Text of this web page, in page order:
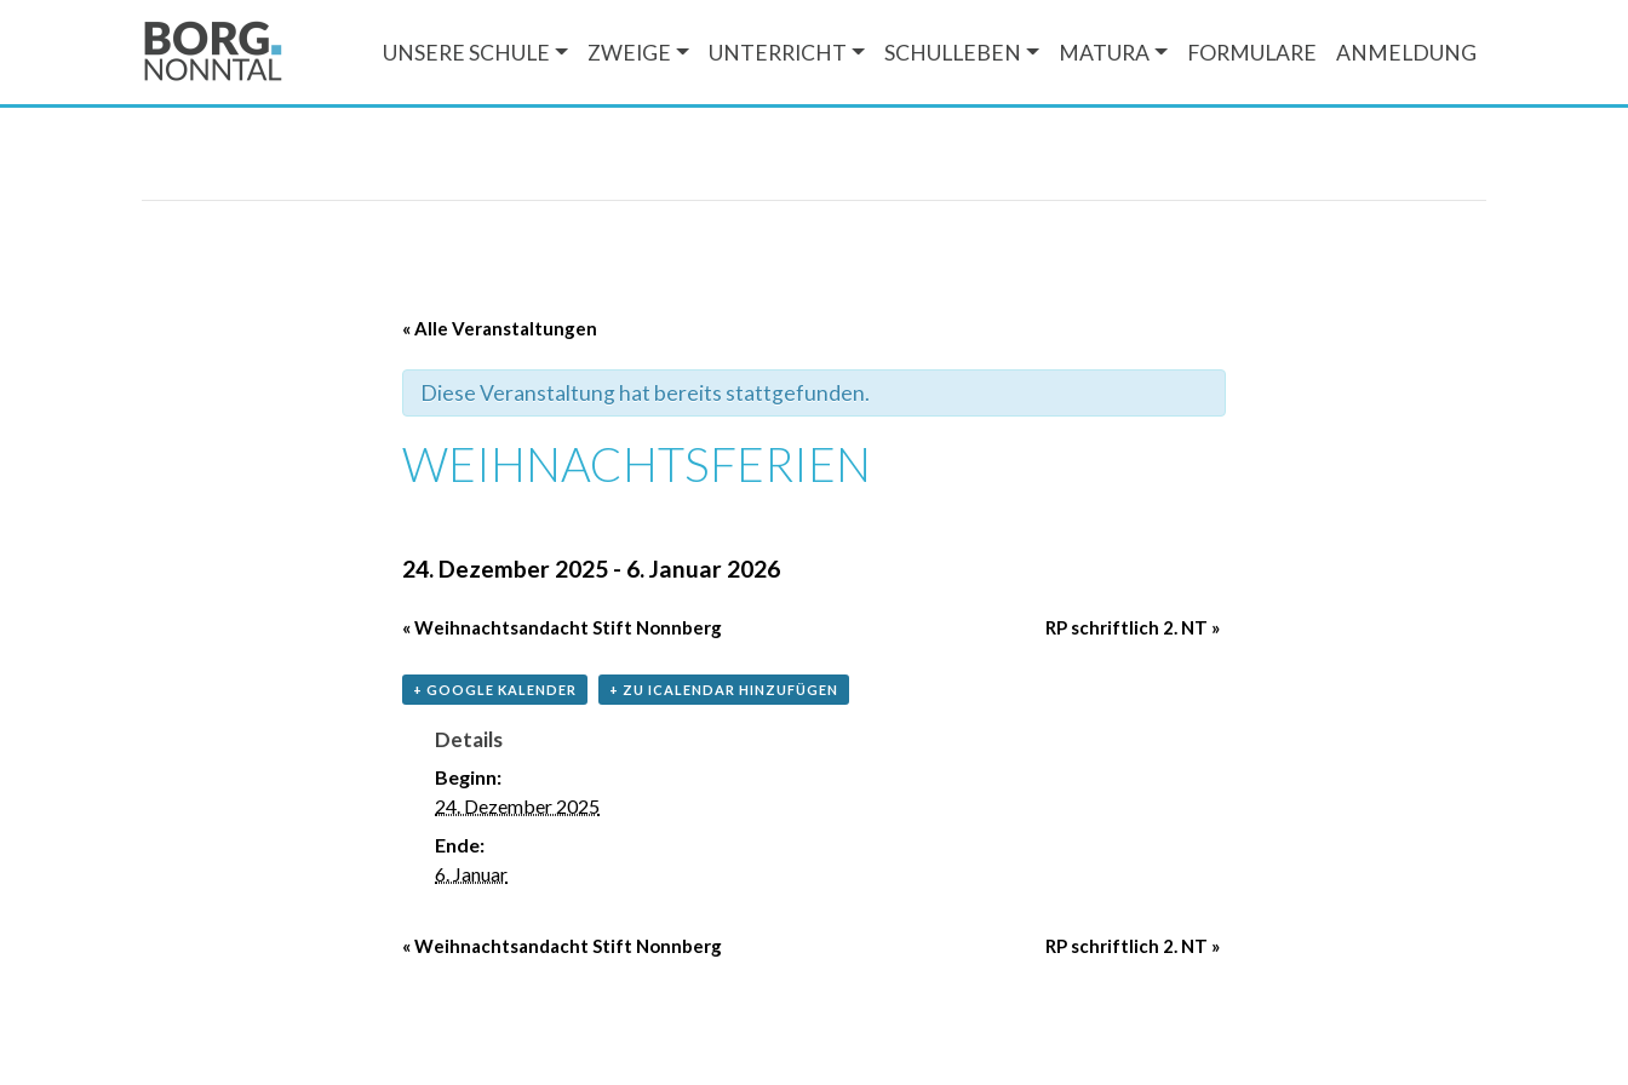
UNSERE SCHULE ZWEIGE UNTERRICHT SCHULLEBEN MATURA FORMULARE ANMELDUNG
« Alle Veranstaltungen
Diese Veranstaltung hat bereits stattgefunden.
WEIHNACHTSFERIEN
24. Dezember 2025 - 6. Januar 2026
«Weihnachtsandacht Stift Nonnberg RP schriftlich 2. NT »
+ GOOGLE KALENDER + ZU ICALENDAR HINZUFÜGEN
Details
Beginn:
24. Dezember 2025
Ende:
6. Januar
«Weihnachtsandacht Stift Nonnberg RP schriftlich 2. NT »